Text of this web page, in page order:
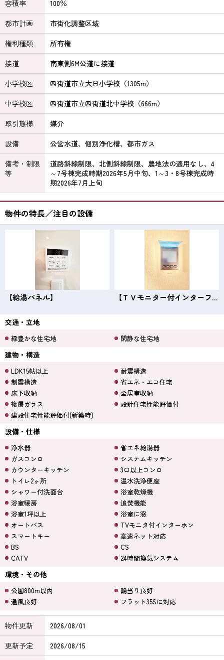
容積率
100％
都市計画
市街化調整区域
権利種類
所有権
接道
南東側6M公道に接道
小学校区
四街道市立大日小学校（1305m）
中学校区
四街道市立四街道北中学校（666m）
取引態様
媒介
設備
公営水道、個別浄化槽、都市ガス
備考・制限
等
道路斜線制限、北側斜線制限、農地法の適用なし、4
～7号棟完成時期2026年5月中旬、1～3・8号棟完成時
期2026年7月上旬
物件の特長／注目の設備
【給湯パネル】 【ＴＶモニター付インターフォン】
交通・立地
緑豊かな住宅地 閑静な住宅地
建物・構造
LDK15帖以上
耐震構造
制震構造
省エネ・エコ住宅
床下収納
全居室収納
複層ガラス
設計住宅性能評価付
建設住宅性能評価付(新築時)
設備・仕様
浄水器
省エネ給湯器
ガスコンロ
システムキッチン
カウンターキッチン
3口以上コンロ
トイレ2ヶ所
温水洗浄便座
シャワー付洗面台
浴室乾燥機
浴室暖房
追焚機能
浴室1坪以上
浴室に窓
オートバス
TVモニタ付インターホン
スマートキー
高速ネット対応
BS
CS
CATV
24時間換気システム
環境・その他
公園800m以内
陽当り良好
通風良好
フラット35Sに対応
物件更新
2026/08/01
更新予定
2026/08/15